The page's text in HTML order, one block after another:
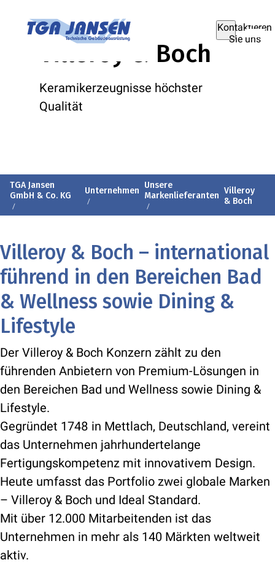
Kontaktieren
Sie uns
Villeroy & Boch
Keramikerzeugnisse höchster
Qualität
TGA Jansen
GmbH & Co. KG
Unternehmen Unsere
Markenlieferanten Villeroy
& Boch
Villeroy & Boch – international
führend in den Bereichen Bad
& Wellness sowie Dining &
Lifestyle
Der Villeroy & Boch Konzern zählt zu den
führenden Anbietern von Premium-Lösungen in
den Bereichen Bad und Wellness sowie Dining &
Lifestyle.
Gegründet 1748 in Mettlach, Deutschland, vereint
das Unternehmen jahrhundertelange
Fertigungskompetenz mit innovativem Design.
Heute umfasst das Portfolio zwei globale Marken
– Villeroy & Boch und Ideal Standard.
Mit über 12.000 Mitarbeitenden ist das
Unternehmen in mehr als 140 Märkten weltweit
aktiv.